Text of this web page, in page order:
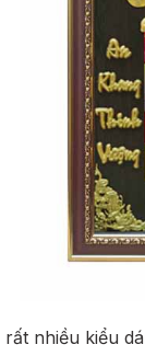
nhiều kiểu